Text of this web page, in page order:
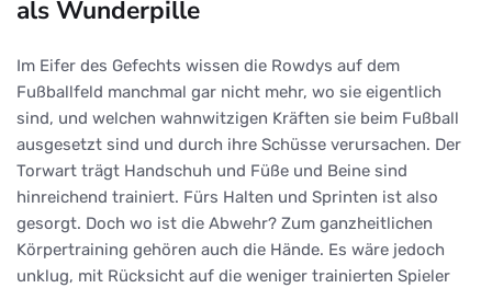
als Wunderpille
Im Eifer des Gefechts wissen die Rowdys auf dem
Fußballfeld manchmal gar nicht mehr, wo sie eigentlich
sind, und welchen wahnwitzigen Kräften sie beim Fußball
ausgesetzt sind und durch ihre Schüsse verursachen. Der
Torwart trägt Handschuh und Füße und Beine sind
hinreichend trainiert. Fürs Halten und Sprinten ist also
gesorgt. Doch wo ist die Abwehr? Zum ganzheitlichen
Körpertraining gehören auch die Hände. Es wäre jedoch
unklug, mit Rücksicht auf die weniger trainierten Spieler